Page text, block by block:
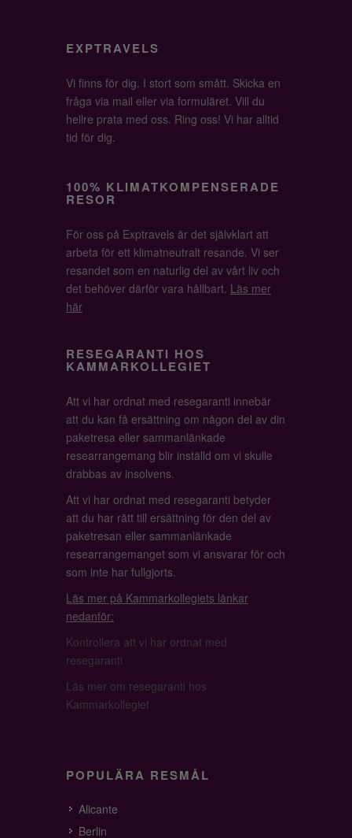
EXPTRAVELS
Vi finns för dig. I stort som smått. Skicka en
fråga via mail eller via formuläret. Vill du
hellre prata med oss. Ring oss! Vi har alltid
tid för dig.
100% KLIMATKOMPENSERADE
RESOR
För oss på Exptravels är det självklart att
arbeta för ett klimatneutralt resande. Vi ser
resandet som en naturlig del av vårt liv och
det behöver därför vara hållbart. Läs mer
här
RESEGARANTI HOS
KAMMARKOLLEGIET
Att vi har ordnat med resegaranti innebär
att du kan få ersättning om någon del av din
paketresa eller sammanlänkade
researrangemang blir inställd om vi skulle
drabbas av insolvens.
Att vi har ordnat med resegaranti betyder
att du har rätt till ersättning för den del av
paketresan eller sammanlänkade
researrangemanget som vi ansvarar för och
som inte har fullgjorts.
Läs mer på Kammarkollegiets länkar
nedanför:
Kontrollera att vi har ordnat med
resegaranti
Läs mer om resegaranti hos
Kammarkollegiet
POPULÄRA RESMÅL
Alicante
Berlin